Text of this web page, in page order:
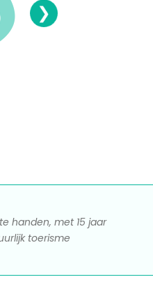
❯
handen, met 15 jaar
toerisme